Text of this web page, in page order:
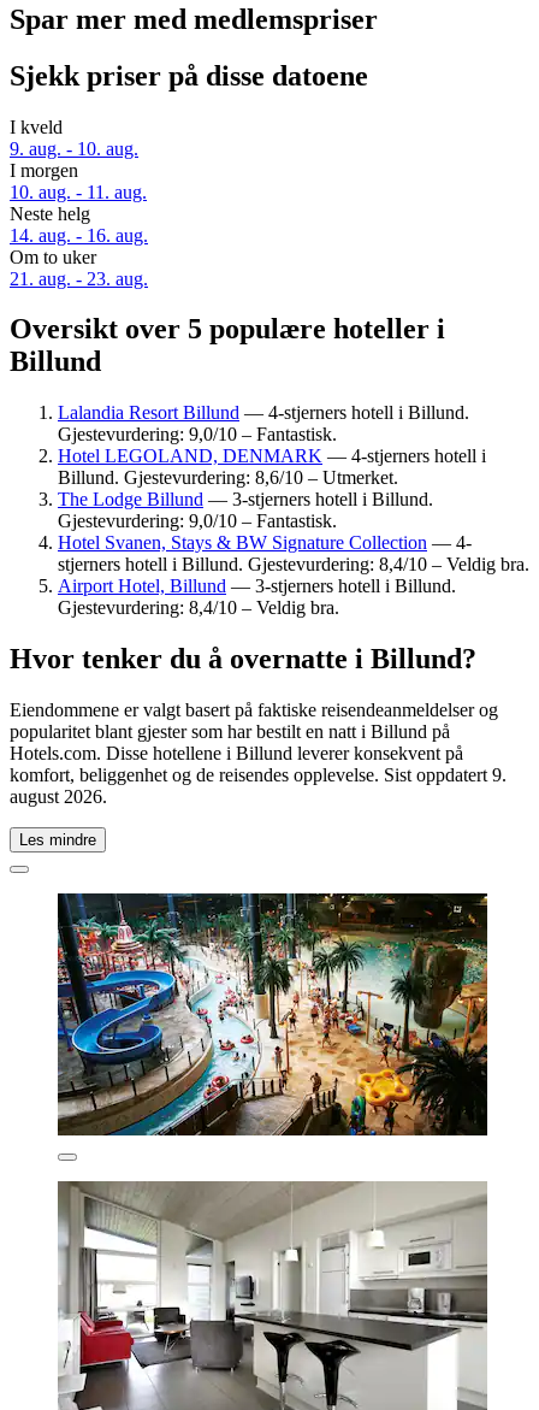
Spar mer med medlemspriser
Sjekk priser på disse datoene
I kveld
9. aug. - 10. aug.
I morgen
10. aug. - 11. aug.
Neste helg
14. aug. - 16. aug.
Om to uker
21. aug. - 23. aug.
Oversikt over 5 populære hoteller i
Billund
Lalandia Resort Billund — 4-stjerners hotell i Billund.
Gjestevurdering: 9,0/10 – Fantastisk.
Hotel LEGOLAND, DENMARK — 4-stjerners hotell i
Billund. Gjestevurdering: 8,6/10 – Utmerket.
The Lodge Billund — 3-stjerners hotell i Billund.
Gjestevurdering: 9,0/10 – Fantastisk.
Hotel Svanen, Stays & BW Signature Collection — 4-
stjerners hotell i Billund. Gjestevurdering: 8,4/10 – Veldig bra.
Airport Hotel, Billund — 3-stjerners hotell i Billund.
Gjestevurdering: 8,4/10 – Veldig bra.
Hvor tenker du å overnatte i Billund?
Eiendommene er valgt basert på faktiske reisendeanmeldelser og
popularitet blant gjester som har bestilt en natt i Billund på
Hotels.com. Disse hotellene i Billund leverer konsekvent på
komfort, beliggenhet og de reisendes opplevelse. Sist oppdatert 9.
august 2026.
Les mindre